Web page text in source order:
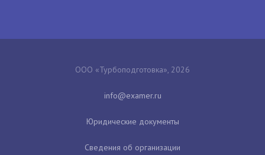
ООО «Турбоподготовка», 2026
Юридические документы
Сведения об организации